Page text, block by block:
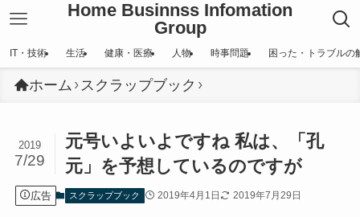
Home Businnss Infomation
Group
IT・技術 生活 健康・医療 人物 時事問題 困った・トラブルの
ホーム スクラップブック
元号いよいよですね 私は、「孔
元」を予想しているのですが
2019
7/29
広告 スクラップブック 2019年4月1日 2019年7月29日